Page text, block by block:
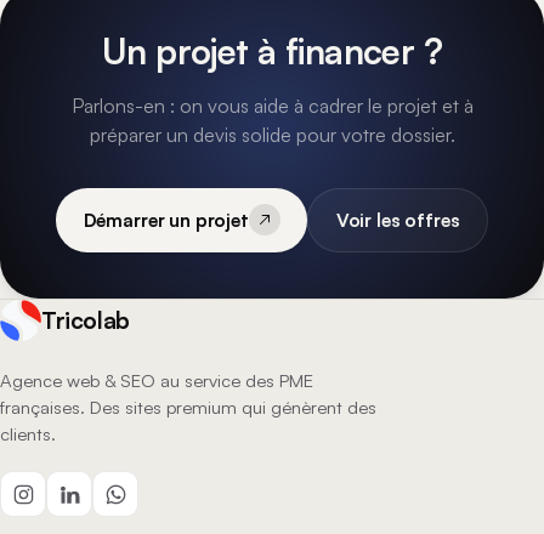
Un projet à financer ?
Parlons-en : on vous aide à cadrer le projet et à
préparer un devis solide pour votre dossier.
Démarrer un projet Voir les offres
Tricolab
Agence web & SEO au service des PME
françaises. Des sites premium qui génèrent des
clients.